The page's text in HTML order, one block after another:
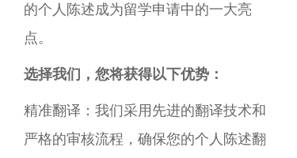
的个人陈述成为留学申请中的一大亮
点。
选择我们，您将获得以下优势：
精准翻译：我们采用先进的翻译技术和
严格的审核流程，确保您的个人陈述翻